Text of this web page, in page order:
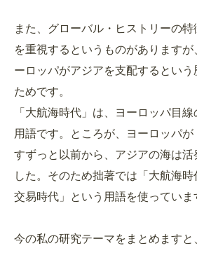
また、グローバル・ヒストリーの
を重視するというものがありますが
ーロッパがアジアを支配するとい
ためです。
「大航海時代」は、ヨーロッパ目
用語です。ところが、ヨーロッパ
すずっと以前から、アジアの海は活
した。そのため拙著では「大航海
交易時代」という用語を使っていま
今の私の研究テーマをまとめます